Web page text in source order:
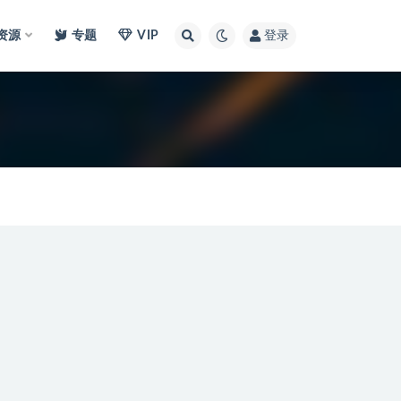
源 专题 VIP 登录